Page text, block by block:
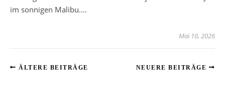
im sonnigen Malibu.…
Mai 10, 2026
ÄLTERE BEITRÄGE NEUERE BEITRÄGE